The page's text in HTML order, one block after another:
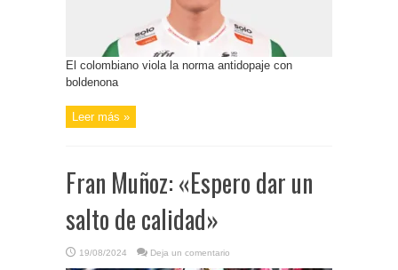
El colombiano viola la norma antidopaje con
boldenona
Leer más »
Fran Muñoz: «Espero dar un
salto de calidad»
19/08/2024 Deja un comentario